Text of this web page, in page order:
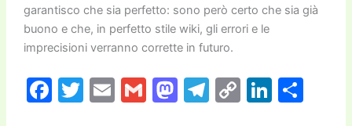
garantisco che sia perfetto: sono però certo che sia già
buono e che, in perfetto stile wiki, gli errori e le
imprecisioni verranno corrette in futuro.
F T E G M T C Li C